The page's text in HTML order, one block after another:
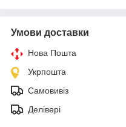
Умови доставки
Нова Пошта
Укрпошта
Самовивіз
Делівері